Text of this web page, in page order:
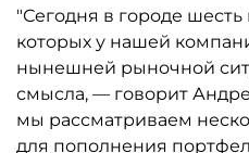
"Сегодня в городе
которых у нашей
нынешней рыночной
смысла, — говорит
мы рассматриваем
для пополнения